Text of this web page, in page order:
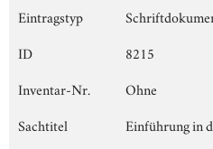
Eintragstyp
ID
8215
Inventar-Nr.
Ohne
Sachtitel
Einführung in